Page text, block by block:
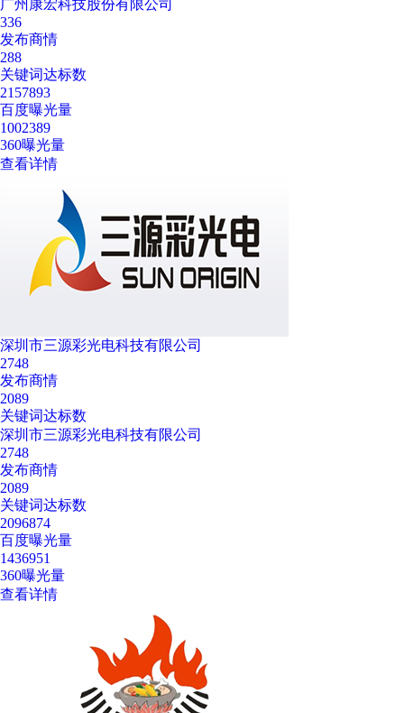
广州康宏科技股份有限公司
336
发布商情
288
关键词达标数
2157893
百度曝光量
1002389
360曝光量
查看详情
深圳市三源彩光电科技有限公司
2748
发布商情
2089
关键词达标数
深圳市三源彩光电科技有限公司
2748
发布商情
2089
关键词达标数
2096874
百度曝光量
1436951
360曝光量
查看详情